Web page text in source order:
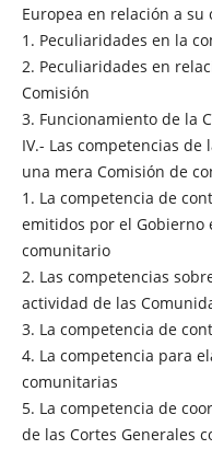
Europea en relación a
1. Peculiaridades en la
2. Peculiaridades en
Comisión
3. Funcionamiento de la
IV.- Las competencias
una mera Comisión de
1. La competencia de
emitidos por el Gobierno
comunitario
2. Las competencias
actividad de las
3. La competencia de
4. La competencia para
comunitarias
5. La competencia de
de las Cortes Generales